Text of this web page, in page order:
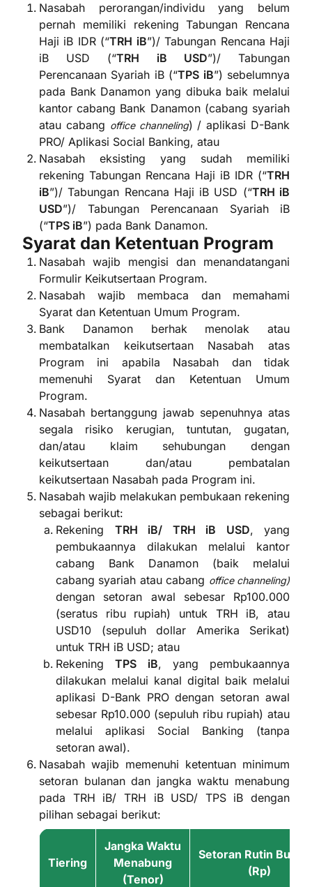
Nasabah perorangan/individu yang belum
pernah memiliki rekening Tabungan Rencana
Haji iB IDR (“TRH iB”)/ Tabungan Rencana Haji
iB USD (“TRH iB USD”)/ Tabungan
Perencanaan Syariah iB (“TPS iB”) sebelumnya
pada Bank Danamon yang dibuka baik melalui
kantor cabang Bank Danamon (cabang syariah
atau cabang office channeling) / aplikasi D-Bank
PRO/ Aplikasi Social Banking, atau
Nasabah eksisting yang sudah memiliki
rekening Tabungan Rencana Haji iB IDR (“TRH
iB”)/ Tabungan Rencana Haji iB USD (“TRH iB
USD”)/ Tabungan Perencanaan Syariah iB
(“TPS iB”) pada Bank Danamon.
Syarat dan Ketentuan Program
Nasabah wajib mengisi dan menandatangani
Formulir Keikutsertaan Program.
Nasabah wajib membaca dan memahami
Syarat dan Ketentuan Umum Program.
Bank Danamon berhak menolak atau
membatalkan keikutsertaan Nasabah atas
Program ini apabila Nasabah dan tidak
memenuhi Syarat dan Ketentuan Umum
Program.
Nasabah bertanggung jawab sepenuhnya atas
segala risiko kerugian, tuntutan, gugatan,
dan/atau klaim sehubungan dengan
keikutsertaan dan/atau pembatalan
keikutsertaan Nasabah pada Program ini.
Nasabah wajib melakukan pembukaan rekening
sebagai berikut:
Rekening TRH iB/ TRH iB USD, yang
pembukaannya dilakukan melalui kantor
cabang Bank Danamon (baik melalui
cabang syariah atau cabang office channeling)
dengan setoran awal sebesar Rp100.000
(seratus ribu rupiah) untuk TRH iB, atau
USD10 (sepuluh dollar Amerika Serikat)
untuk TRH iB USD; atau
RekeningTPS iB, yang pembukaannya
dilakukan melalui kanal digital baik melalui
aplikasi D-Bank PRO dengan setoran awal
sebesar Rp10.000 (sepuluh ribu rupiah) atau
melalui aplikasi Social Banking (tanpa
setoran awal).
Nasabah wajib memenuhi ketentuan minimum
setoran bulanan dan jangka waktu menabung
pada TRH iB/ TRH iB USD/ TPS iB dengan
pilihan sebagai berikut:
Tiering
Jangka Waktu
Menabung
(Tenor)
Setoran Rutin
(Rp)